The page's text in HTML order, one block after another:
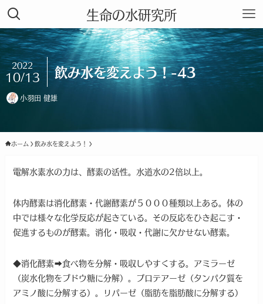
生命の水研究所
飲み水を変えよう！-43
2022
10/13
小羽田 健雄
ホーム 飲み水を変えよう！
電解水素水の力は、酵素の活性。水道水の2倍以上。
体内酵素は消化酵素・代謝酵素が５０００種類以上ある。体の
中では様々な化学反応が起きている。その反応をひき起こす・
促進するものが酵素。消化・吸収・代謝に欠かせない酵素。
◆消化酵素➡食べ物を分解・吸収しやすくする。アミラーゼ
（炭水化物をブドウ糖に分解）。プロテアーゼ（タンパク質を
アミノ酸に分解する）。リパーゼ（脂肪を脂肪酸に分解する）